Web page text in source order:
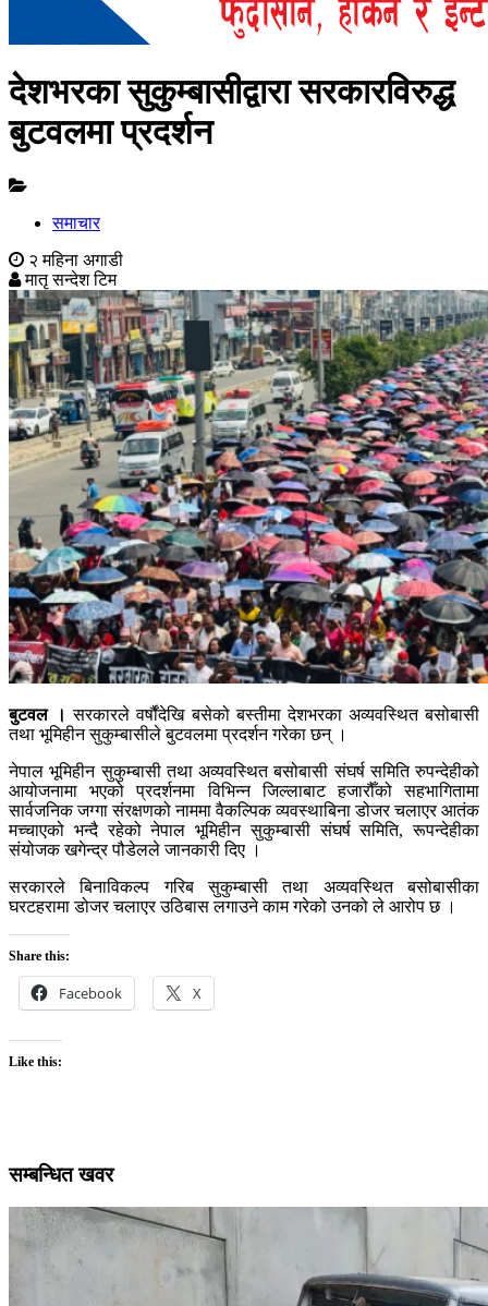
देशभरका सुकुम्बासीद्वारा सरकारविरुद्ध
बुटवलमा प्रदर्शन
समाचार
२ महिना अगाडी
मातृ सन्देश टिम
बुटवल । सरकारले वर्षौंदेखि बसेको बस्तीमा देशभरका अव्यवस्थित बसोबासी
तथा भूमिहीन सुकुम्बासीले बुटवलमा प्रदर्शन गरेका छन् ।
नेपाल भूमिहीन सुकुम्बासी तथा अव्यवस्थित बसोबासी संघर्ष समिति रुपन्देहीको
आयोजनामा भएको प्रदर्शनमा विभिन्न जिल्लाबाट हजारौँको सहभागितामा
सार्वजनिक जग्गा संरक्षणको नाममा वैकल्पिक व्यवस्थाबिना डोजर चलाएर आतंक
मच्चाएको भन्दै रहेको नेपाल भूमिहीन सुकुम्बासी संघर्ष समिति, रूपन्देहीका
संयोजक खगेन्द्र पौडेलले जानकारी दिए ।
सरकारले बिनाविकल्प गरिब सुकुम्बासी तथा अव्यवस्थित बसोबासीका
घरटहरामा डोजर चलाएर उठिबास लगाउने काम गरेको उनको ले आरोप छ ।
Share this:
Facebook X
Like this:
सम्बन्धित खवर